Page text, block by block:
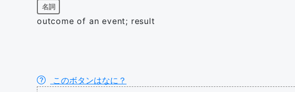
名詞
outcome of an event; result
このボタンはなに？